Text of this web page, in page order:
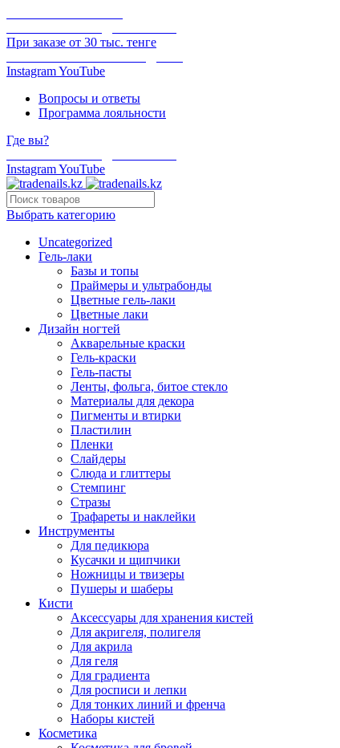
При заказе от 30 тыс. тенге
InstagramYouTube
Вопросы и ответы
Программа лояльности
Где вы?
InstagramYouTube
Выбрать категорию
Uncategorized
Гель-лаки
Базы и топы
Праймеры и ультрабонды
Цветные гель-лаки
Цветные лаки
Дизайн ногтей
Акварельные краски
Гель-краски
Гель-пасты
Ленты, фольга, битое стекло
Материалы для декора
Пигменты и втирки
Пластилин
Пленки
Слайдеры
Слюда и глиттеры
Стемпинг
Стразы
Трафареты и наклейки
Инструменты
Для педикюра
Кусачки и щипчики
Ножницы и твизеры
Пушеры и шаберы
Кисти
Аксессуары для хранения кистей
Для акригеля, полигеля
Для акрила
Для геля
Для градиента
Для росписи и лепки
Для тонких линий и френча
Наборы кистей
Косметика